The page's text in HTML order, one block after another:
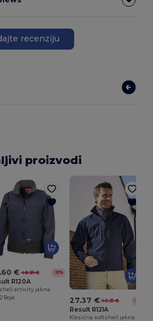
recenziju
proizvodi
€ 48.91 € -33%
R120A
activity jakna
Boje
27.37 € 40.31 € -32%
Result R121A
Klasična softshell jakna